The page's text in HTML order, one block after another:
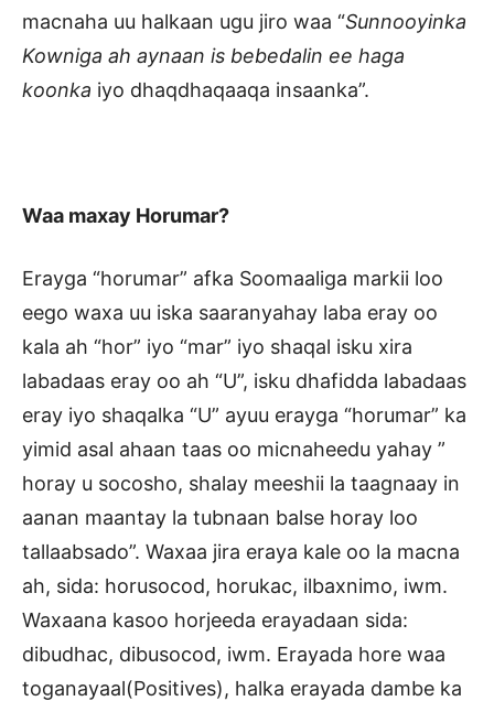
macnaha uu halkaan ugu jiro waa “Sunnooyinka
Kowniga ah aynaan is bebedalin ee haga
koonka iyo dhaqdhaqaaqa insaanka”.
Waa maxay Horumar?
Erayga “horumar” afka Soomaaliga markii loo
eego waxa uu iska saaranyahay laba eray oo
kala ah “hor” iyo “mar” iyo shaqal isku xira
labadaas eray oo ah “U”, isku dhafidda labadaas
eray iyo shaqalka “U” ayuu erayga “horumar” ka
yimid asal ahaan taas oo micnaheedu yahay ”
horay u socosho, shalay meeshii la taagnaay in
aanan maantay la tubnaan balse horay loo
tallaabsado”. Waxaa jira eraya kale oo la macna
ah, sida: horusocod, horukac, ilbaxnimo, iwm.
Waxaana kasoo horjeeda erayadaan sida:
dibudhac, dibusocod, iwm. Erayada hore waa
toganayaal(Positives), halka erayada dambe ka